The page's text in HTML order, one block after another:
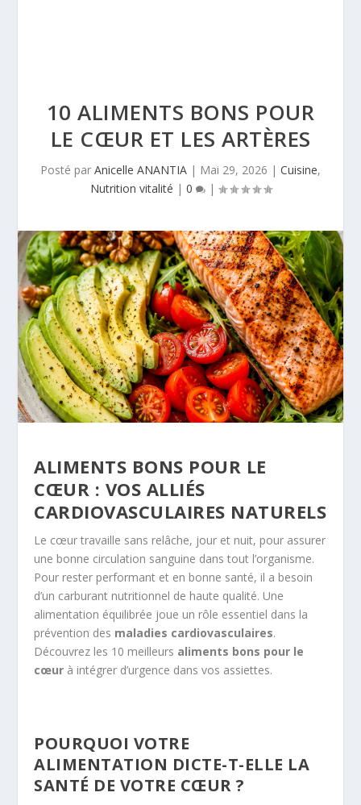
10 ALIMENTS BONS POUR
LE CŒUR ET LES ARTÈRES
Posté par Anicelle ANANTIA | Mai 29, 2026 | Cuisine,
Nutrition vitalité | 0 |
ALIMENTS BONS POUR LE
CŒUR : VOS ALLIÉS
CARDIOVASCULAIRES NATURELS
Le cœur travaille sans relâche, jour et nuit, pour assurer
une bonne circulation sanguine dans tout l’organisme.
Pour rester performant et en bonne santé, il a besoin
d’un carburant nutritionnel de haute qualité. Une
alimentation équilibrée joue un rôle essentiel dans la
prévention des maladies cardiovasculaires.
Découvrez les 10 meilleurs aliments bons pour le
cœur à intégrer d’urgence dans vos assiettes.
POURQUOI VOTRE
ALIMENTATION DICTE-T-ELLE LA
SANTÉ DE VOTRE CŒUR ?